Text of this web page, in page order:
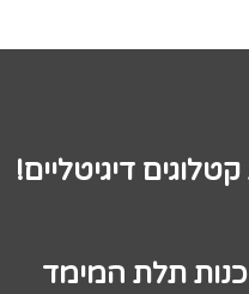
דיגיטליים!
תלת המימד